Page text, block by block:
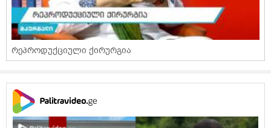
რეპროდუქციული ქირურგია